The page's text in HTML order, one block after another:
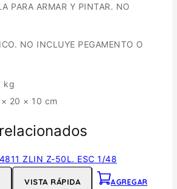
PARA ARMAR Y PINTAR. NO
NO INCLUYE PEGAMENTO O
kg
20 × 10 cm
VISTA RÁPIDA AGREGAR